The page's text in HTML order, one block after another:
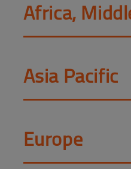
Africa,
Asia Pacific
Europe